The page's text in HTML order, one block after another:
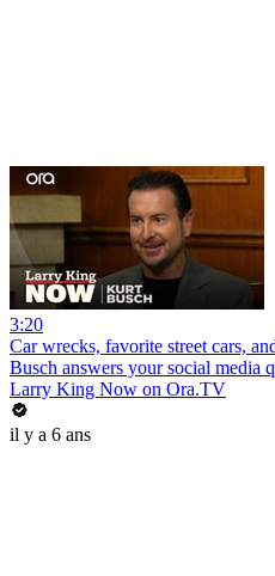
3:20
Car wrecks, favorite street cars,
Busch answers your social media
Larry King Now on Ora.TV
il y a 6 ans